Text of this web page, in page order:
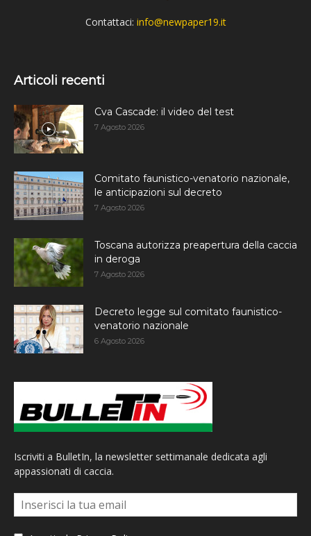
Contattaci: info@newpaper19.it
Articoli recenti
Cva Cascade: il video del test
7 Agosto 2026
Comitato faunistico-venatorio nazionale,
le anticipazioni sul decreto
7 Agosto 2026
Toscana autorizza preapertura della caccia
in deroga
7 Agosto 2026
Decreto legge sul comitato faunistico-
venatorio nazionale
6 Agosto 2026
Iscriviti a BulletIn, la newsletter settimanale dedicata agli
appassionati di caccia.